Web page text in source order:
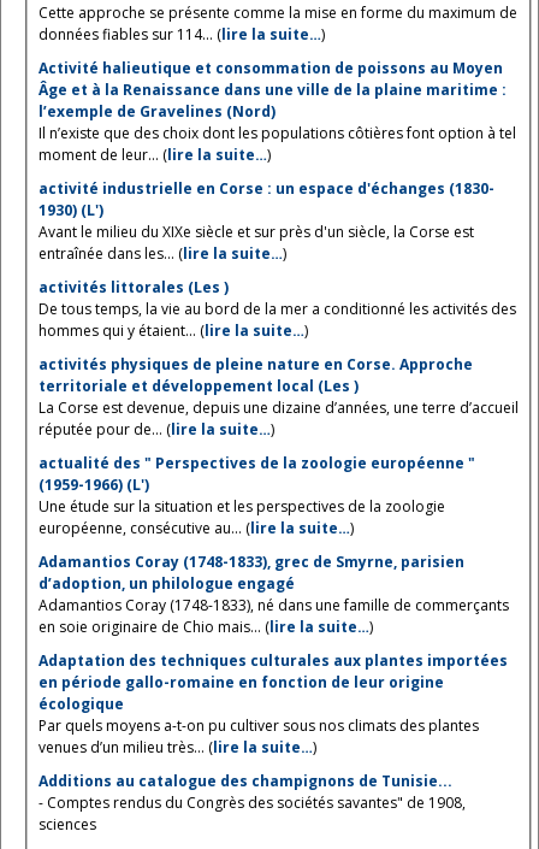
Cette approche se présente comme la mise en forme du maximum de
données fiables sur 114... (lire la suite…)
Activité halieutique et consommation de poissons au Moyen
Âge et à la Renaissance dans une ville de la plaine maritime :
l’exemple de Gravelines (Nord)
Il n’existe que des choix dont les populations côtières font option à tel
moment de leur... (lire la suite…)
activité industrielle en Corse : un espace d'échanges (1830-
1930) (L')
Avant le milieu du XIXe siècle et sur près d'un siècle, la Corse est
entraînée dans les... (lire la suite…)
activités littorales (Les )
De tous temps, la vie au bord de la mer a conditionné les activités des
hommes qui y étaient... (lire la suite…)
activités physiques de pleine nature en Corse. Approche
territoriale et développement local (Les )
La Corse est devenue, depuis une dizaine d’années, une terre d’accueil
réputée pour de... (lire la suite…)
actualité des " Perspectives de la zoologie européenne "
(1959-1966) (L')
Une étude sur la situation et les perspectives de la zoologie
européenne, consécutive au... (lire la suite…)
Adamantios Coray (1748-1833), grec de Smyrne, parisien
d’adoption, un philologue engagé
Adamantios Coray (1748-1833), né dans une famille de commerçants
en soie originaire de Chio mais... (lire la suite…)
Adaptation des techniques culturales aux plantes importées
en période gallo-romaine en fonction de leur origine
écologique
Par quels moyens a-t-on pu cultiver sous nos climats des plantes
venues d’un milieu très... (lire la suite…)
Additions au catalogue des champignons de Tunisie...
- Comptes rendus du Congrès des sociétés savantes" de 1908,
sciences